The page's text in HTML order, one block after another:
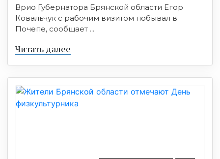
Врио Губернатора Брянской области Егор
Ковальчук с рабочим визитом побывал в
Почепе, сообщает ...
Читать далее